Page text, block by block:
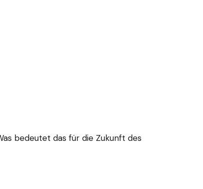
bedeutet das für die Zukunft des